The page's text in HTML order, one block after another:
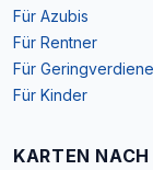
Für Azubis
Für Rentner
Für
Für Kinder
KARTEN